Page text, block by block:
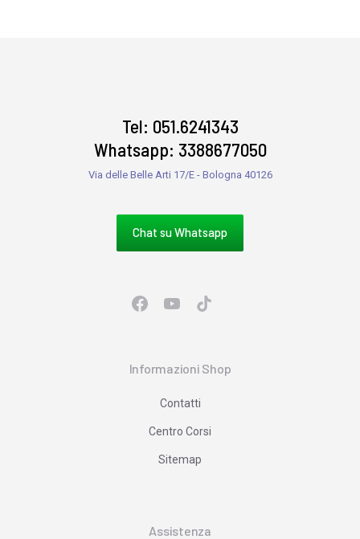
Tel: 051.6241343
Whatsapp: 3388677050
Via delle Belle Arti 17/E - Bologna 40126
Chat su Whatsapp
Informazioni Shop
Contatti
Centro Corsi
Sitemap
Assistenza